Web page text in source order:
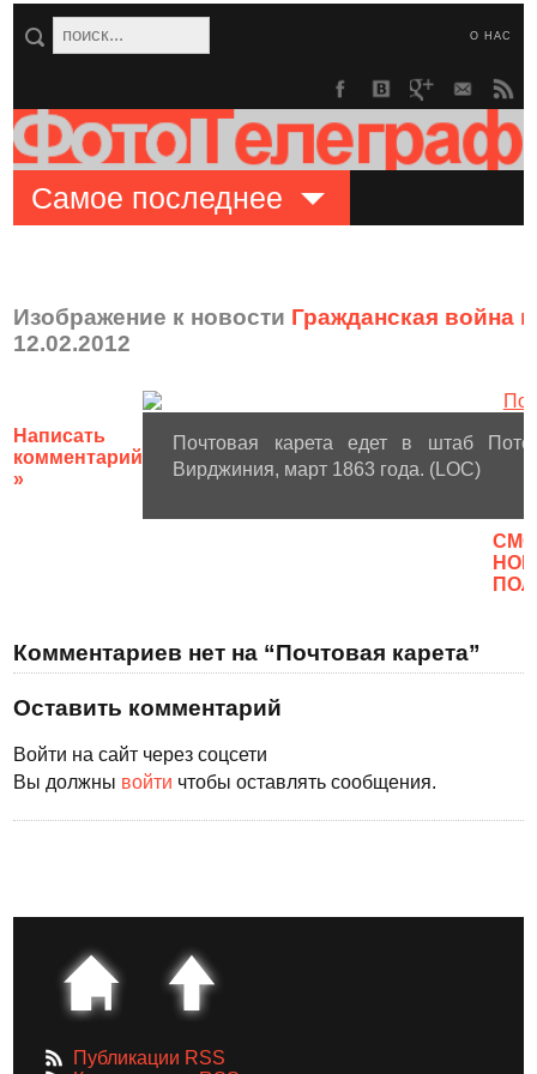
О НАС
Самое последнее
Изображение к новости Гражданская война
12.02.2012
Написать
комментарий
»
Почтовая карета едет в штаб
Вирджиния, март 1863 года. (LOC)
Комментариев нет на “Почтовая карета”
Оставить комментарий
Войти на сайт через соцсети
Вы должны войти чтобы оставлять сообщения.
Публикации RSS